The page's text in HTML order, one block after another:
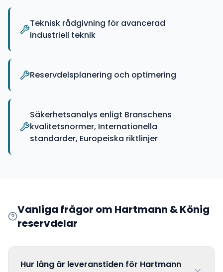
Teknisk rådgivning för avancerad
industriell teknik
Reservdelsplanering och optimering
Säkerhetsanalys enligt Branschens
kvalitetsnormer, Internationella
standarder, Europeiska riktlinjer
Vanliga frågor om Hartmann & König
reservdelar
Hur lång är leveranstiden för Hartmann